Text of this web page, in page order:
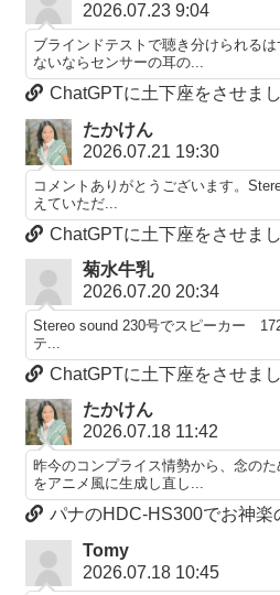
2026.07.23 9:04
ブラインドテストで聴き分けられる
ないならセンサーの耳の...
ChatGPTに土下座をさせま
たかけん
2026.07.21 19:30
コメントありがとうございます。
えていただ...
ChatGPTに土下座をさせま
菊水牛乳
2026.07.20 20:34
Stereo sound 230号でスピーカー
テ...
ChatGPTに土下座をさせま
たかけん
2026.07.18 11:42
昨今のコンプライス情勢から、念の
をアニメ風に生成し直し...
パナのHDC-HS300でお神楽
Tomy
2026.07.18 10:45